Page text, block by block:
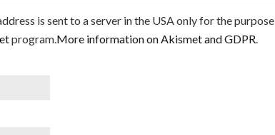
is sent to a server in the USA only for the purpose
program. More information on Akismet and GDPR